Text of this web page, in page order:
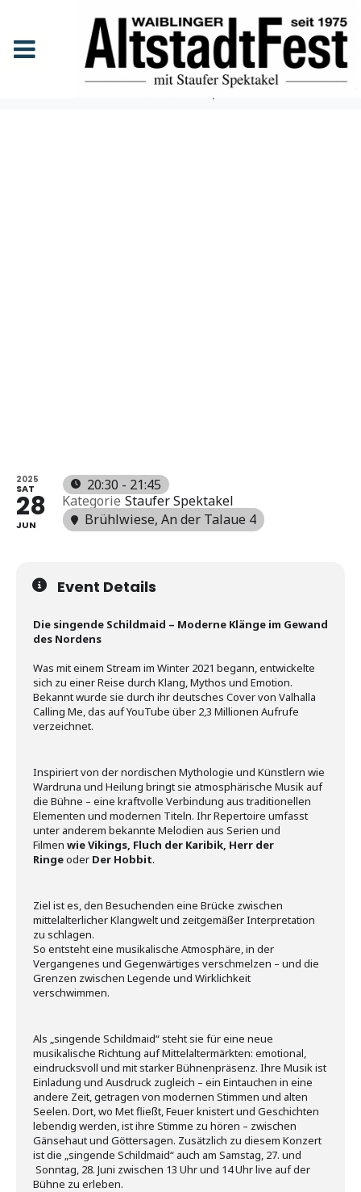
Soulhikers – Konzert mit
Feuerspektakel
Events
Soulhikers - Konzert mit Feuerspektakel
2025
SAT
28
JUN
20:30 - 21:45
Kategorie Staufer Spektakel
Brühlwiese, An der Talaue 4
Event Details
Die singende Schildmaid – Moderne Klänge im Gewand
des Nordens
Was mit einem Stream im Winter 2021 begann, entwickelte
sich zu einer Reise durch Klang, Mythos und Emotion.
Bekannt wurde sie durch ihr deutsches Cover von Valhalla
Calling Me, das auf YouTube über 2,3 Millionen Aufrufe
verzeichnet.
Inspiriert von der nordischen Mythologie und Künstlern wie
Wardruna und Heilung bringt sie atmosphärische Musik auf
die Bühne – eine kraftvolle Verbindung aus traditionellen
Elementen und modernen Titeln. Ihr Repertoire umfasst
unter anderem bekannte Melodien aus Serien und
Filmen wie Vikings, Fluch der Karibik, Herr der
Ringeoder Der Hobbit.
Ziel ist es, den Besuchenden eine Brücke zwischen
mittelalterlicher Klangwelt und zeitgemäßer Interpretation
zu schlagen.
So entsteht eine musikalische Atmosphäre, in der
Vergangenes und Gegenwärtiges verschmelzen – und die
Grenzen zwischen Legende und Wirklichkeit
verschwimmen.
Als „singende Schildmaid“ steht sie für eine neue
musikalische Richtung auf Mittelaltermärkten: emotional,
eindrucksvoll und mit starker Bühnenpräsenz. Ihre Musik ist
Einladung und Ausdruck zugleich – ein Eintauchen in eine
andere Zeit, getragen von modernen Stimmen und alten
Seelen. Dort, wo Met fließt, Feuer knistert und Geschichten
lebendig werden, ist ihre Stimme zu hören – zwischen
Gänsehaut und Göttersagen. Zusätzlich zu diesem Konzert
ist die „singende Schildmaid“ auch am Samstag, 27. und
Sonntag, 28. Juni zwischen 13 Uhr und 14 Uhr live auf der
Bühne zu erleben.